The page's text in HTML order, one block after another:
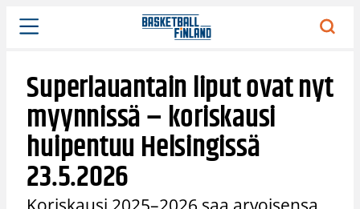
Siirry
sisältöön
Superlauantain liput ovat nyt
myynnissä – koriskausi
huipentuu Helsingissä
23.5.2026